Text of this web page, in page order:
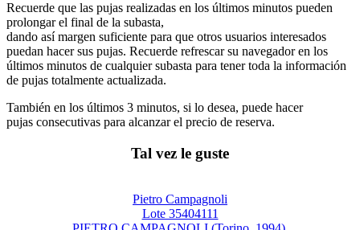
Recuerde que las pujas realizadas en los últimos minutos pueden
prolongar el final de la subasta,
dando así margen suficiente para que otros usuarios interesados
puedan hacer sus pujas. Recuerde refrescar su navegador en los
últimos minutos de cualquier subasta para tener toda la información
de pujas totalmente actualizada.
También en los últimos 3 minutos, si lo desea, puede hacer
pujas consecutivas para alcanzar el precio de reserva.
Tal vez le guste
Pietro Campagnoli
Lote 35404111